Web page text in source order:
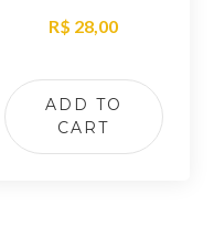
R$ 28,00
ADD TO
CART